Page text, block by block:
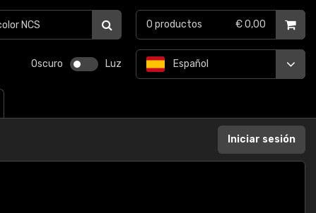
Oscuro Luz Español
0 productos € 0,00
Iniciar sesión